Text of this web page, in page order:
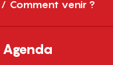
Comment venir ?
Agenda